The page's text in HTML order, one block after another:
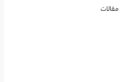
مقالات